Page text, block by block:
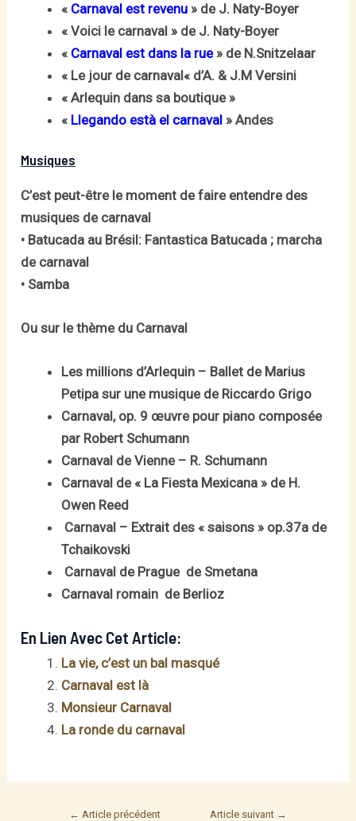
« Carnaval est revenu » de J. Naty-Boyer
« Voici le carnaval » de J. Naty-Boyer
« Carnaval est dans la rue» de N.Snitzelaar
« Le jour de carnaval« d’A. & J.M Versini
« Arlequin dans sa boutique »
« Llegando està el carnaval » Andes
Musiques
C’est peut-être le moment de faire entendre des
musiques de carnaval
• Batucada au Brésil: Fantastica Batucada ; marcha
de carnaval
• Samba
Ou sur le thème du Carnaval
Les millions d’Arlequin – Ballet de Marius
Petipa sur une musique de Riccardo Grigo
Carnaval, op. 9 œuvre pour piano composée
par Robert Schumann
Carnaval de Vienne – R. Schumann
Carnaval de « La Fiesta Mexicana » de H.
Owen Reed
Carnaval – Extrait des « saisons » op.37a de
Tchaikovski
Carnaval de Prague de Smetana
Carnaval romain de Berlioz
En Lien Avec Cet Article:
La vie, c’est un bal masqué
Carnaval est là
Monsieur Carnaval
La ronde du carnaval
Post← Article précédent Article suivant →